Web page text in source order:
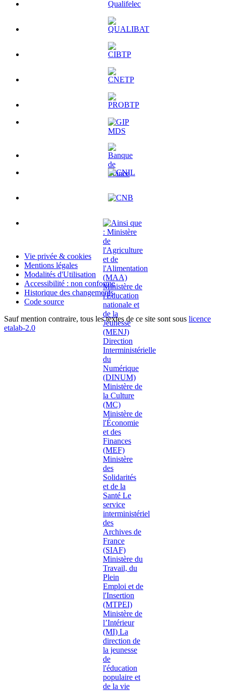
Vie privée & cookies
Mentions légales
Modalités d'Utilisation
Accessibilité : non conforme
Historique des changements
Code source
Sauf mention contraire, tous les textes de ce site sont sous licence
etalab-2.0